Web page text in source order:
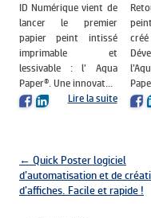
ID Numérique vient de
lancer le premier
papier peint intissé
imprimable et
lessivable : l’ Aqua
Paper®. Une innovat...
Lire la suite
Navigation des articles
← Quick Poster logiciel
d’automatisation et de
d’affiches. Facile et rapide !